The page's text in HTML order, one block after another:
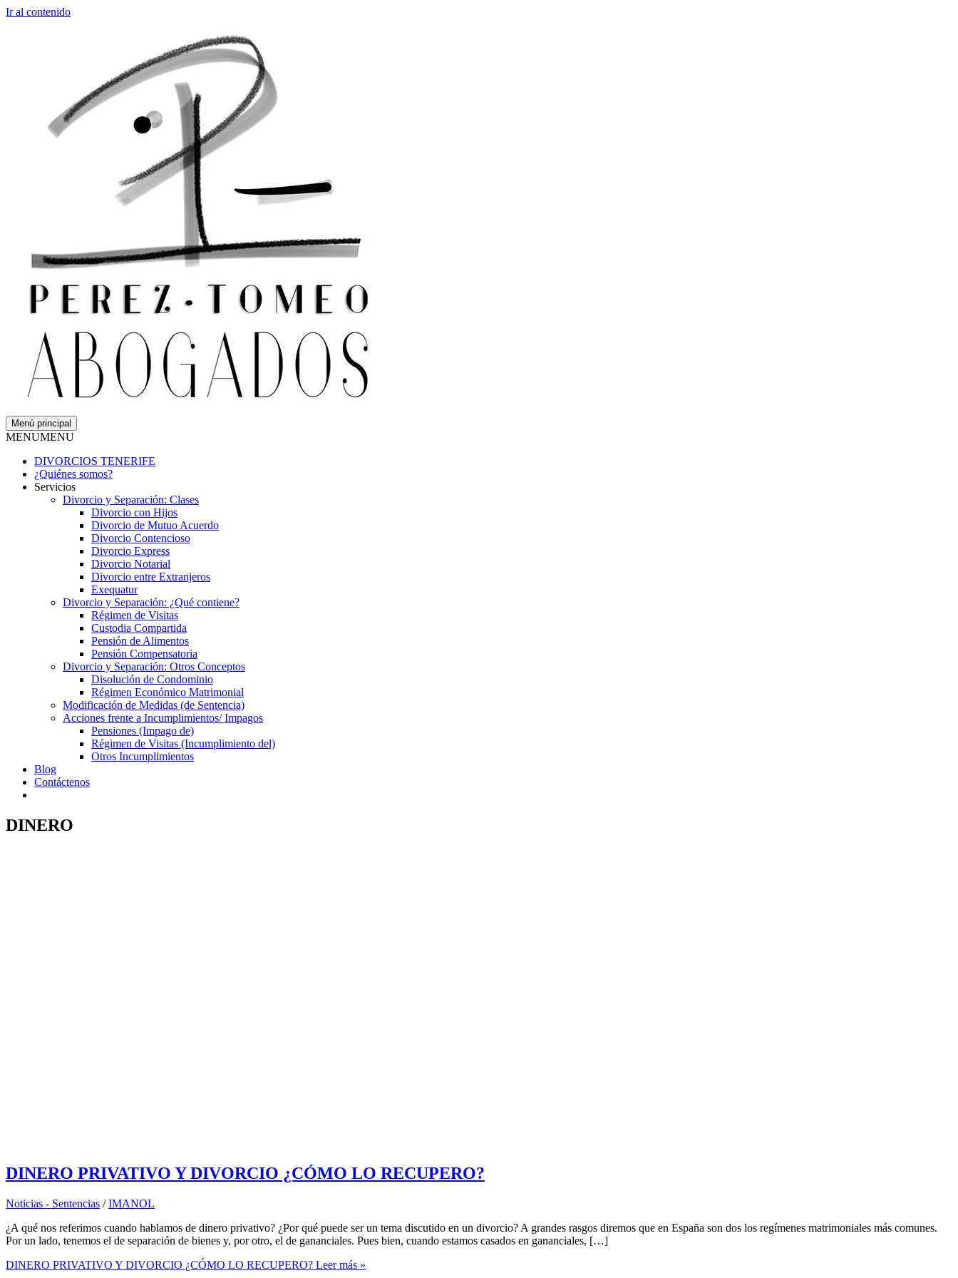
Ir al contenido
Menú principal
MENUMENU
DIVORCIOS TENERIFE
¿Quiénes somos?
Servicios
Divorcio y Separación: Clases
Divorcio con Hijos
Divorcio de Mutuo Acuerdo
Divorcio Contencioso
Divorcio Express
Divorcio Notarial
Divorcio entre Extranjeros
Exequatur
Divorcio y Separación: ¿Qué contiene?
Régimen de Visitas
Custodia Compartida
Pensión de Alimentos
Pensión Compensatoria
Divorcio y Separación: Otros Conceptos
Disolución de Condominio
Régimen Económico Matrimonial
Modificación de Medidas (de Sentencia)
Acciones frente a Incumplimientos/ Impagos
Pensiones (Impago de)
Régimen de Visitas (Incumplimiento del)
Otros Incumplimientos
Blog
Contáctenos
DINERO
DINERO PRIVATIVO Y DIVORCIO ¿CÓMO LO RECUPERO?
Noticias - Sentencias /IMANOL
¿A qué nos referimos cuando hablamos de dinero privativo? ¿Por qué puede ser un tema discutido en un divorcio? A grandes rasgos diremos que en España son dos los regímenes matrimoniales más comunes.
Por un lado, tenemos el de separación de bienes y, por otro, el de gananciales. Pues bien, cuando estamos casados en gananciales, […]
DINERO PRIVATIVO Y DIVORCIO ¿CÓMO LO RECUPERO? Leer más »